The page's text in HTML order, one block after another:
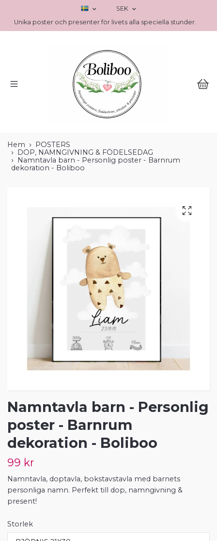
SEK
Unika poster och presenter för livets alla speciella stunder.
Hem
POSTERS
DOP, NAMNGIVNING & FÖDELSEDAG
Namntavla barn - Personlig poster - Barnrum
dekoration - Boliboo
Namntavla barn - Personlig
poster - Barnrum
dekoration - Boliboo
99 kr
Namntavla, doptavla, bokstavstavla med barnets
personliga namn. Perfekt till dop, namngivning &
present!
Storlek